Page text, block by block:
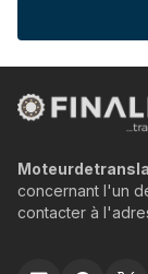
concernant l'un
contacter à